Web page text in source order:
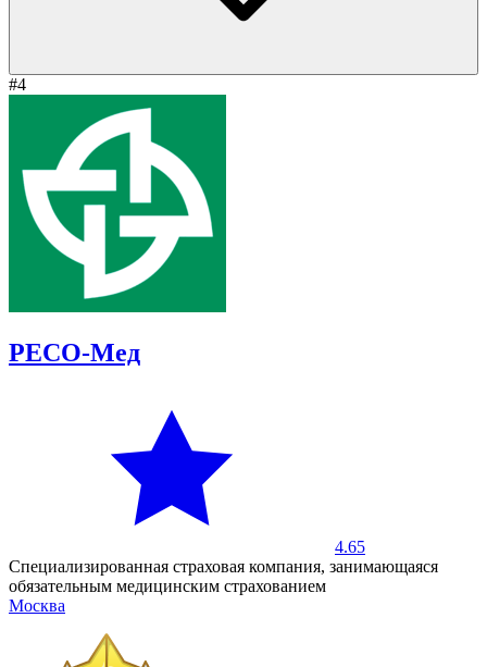
#4
РЕСО-Мед
4.65
Специализированная страховая компания, занимающаяся
обязательным медицинским страхованием
Москва